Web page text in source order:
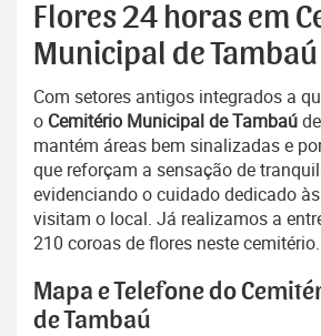
Flores 24 horas em
Municipal de Tambaú
Com setores antigos integrados a
o Cemitério Municipal de Tambaúde
mantém áreas bem sinalizadas e
que reforçam a sensação de
evidenciando o cuidado dedicado
visitam o local. Já realizamos a
210 coroas de flores neste cemitério.
Mapa e Telefone do
de Tambaú